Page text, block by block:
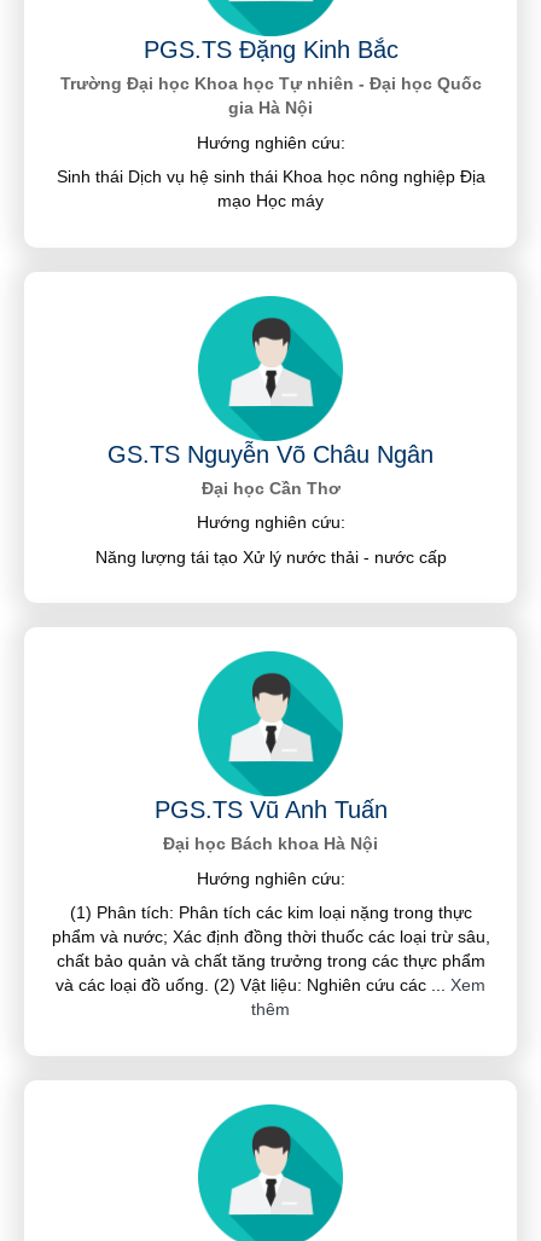
PGS.TS Đặng Kinh Bắc
Trường Đại học Khoa học Tự nhiên - Đại học Quốc
gia Hà Nội
Hướng nghiên cứu:
Sinh thái Dịch vụ hệ sinh thái Khoa học nông nghiệp Địa
mạo Học máy
GS.TS Nguyễn Võ Châu Ngân
Đại học Cần Thơ
Hướng nghiên cứu:
Năng lượng tái tạo Xử lý nước thải - nước cấp
PGS.TS Vũ Anh Tuấn
Đại học Bách khoa Hà Nội
Hướng nghiên cứu:
(1) Phân tích: Phân tích các kim loại nặng trong thực
phẩm và nước; Xác định đồng thời thuốc các loại trừ sâu,
chất bảo quản và chất tăng trưởng trong các thực phẩm
và các loại đồ uống. (2) Vật liệu: Nghiên cứu các
Xem
thêm